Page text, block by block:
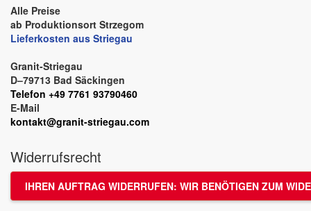
Alle Preise
ab Produktionsort Strzegom
Lieferkosten aus Striegau
Granit-Striegau
D–79713 Bad Säckingen
Telefon +49 7761 93790460
E-Mail
kontakt@granit-striegau.com
Widerrufsrecht
IHREN AUFTRAG WIDERRUFEN: WIR BENÖTIGEN ZUM